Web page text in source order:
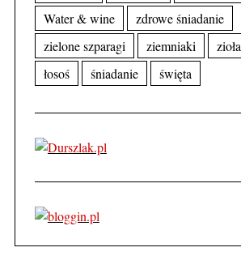
Water & wine
zdrowe śniadanie
zielone szparagi
ziemniaki zioła
łosoś
śniadanie święta